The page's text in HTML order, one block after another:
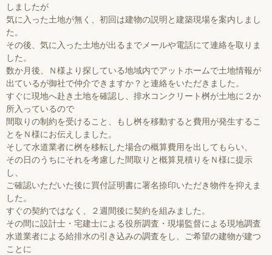
しましたが
気に入った土地が無く、初回は建物の説明と建築現場を案内しまし
た。
その後、気に入った土地が出るまでメールや電話にて連絡を取りま
した。
数か月後、Ｎ様より探している地域内でアットホームで土地情報が
出ているが御社で仲介できますか？と連絡をいただきました。
すぐに現地へ赴き土地を確認し、排水コンクリート桝が土地に２か
所入っているので
間取りの制約を受けること、もし桝を移動すると費用が発生するこ
とをＮ様にお伝えしました。
そして水道業者に桝を移転した場合の概算費用を出してもらい、
その日のうちにそれを考慮した間取りと概算見積りをＮ様に提示
し、
ご確認いただいた後に買付証明書に署名捺印いただき物件を抑えま
した。
すぐの契約ではなく、２週間後に契約を組みました。
その間に設計士・宅建士による役所調査・現場監督による現地調査
水道業者による給排水の引き込みの調査をし、ご希望の建物が建つ
ことに